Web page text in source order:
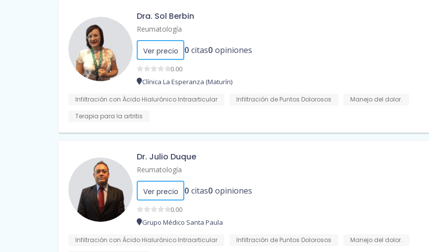
Dra. Sol Berbin
Reumatología
Ver precio 0 citas0 opiniones
0.00
Clínica La Esperanza (Maturín)
Infiltración con Ácido Hialurónico Intraarticular Infiltración de Puntos Dolorosos
Manejo del dolor.
Terapia para la artritis
Dr. Julio Duque
Reumatología
Ver precio 0 citas0 opiniones
0.00
Grupo Médico Santa Paula
Infiltración con Ácido Hialurónico Intraarticular Infiltración de Puntos Dolorosos
Manejo del dolor.